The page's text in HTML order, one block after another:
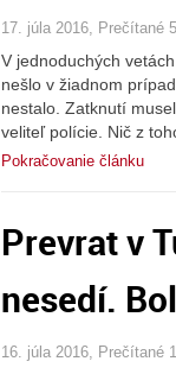
17. júla 2016, Prečítané
V jednoduchých
nešlo v žiadnom
nestalo. Zatknutí
veliteľ polície. Nič z
Pokračovanie článku
Prevrat v
nesedí.
16. júla 2016, Prečítané